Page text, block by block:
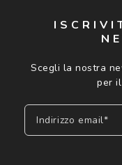
Scegli la nostra
per
Indirizzo email*